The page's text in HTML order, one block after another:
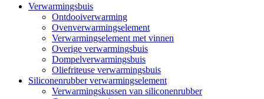
Verwarmingsbuis
Ontdooiverwarming
Ovenverwarmingselement
Verwarmingselement met vinnen
Overige verwarmingsbuis
Dompelverwarmingsbuis
Oliefriteuse verwarmingsbuis
Siliconenrubber verwarmingselement
Verwarmingskussen van siliconenrubber